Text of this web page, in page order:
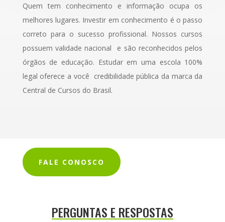
Quem tem conhecimento e informação ocupa os
melhores lugares. Investir em conhecimento é o passo
correto para o sucesso profissional. Nossos cursos
possuem validade nacional e são reconhecidos pelos
órgãos de educação. Estudar em uma escola 100%
legal oferece a você credibilidade pública da marca da
Central de Cursos do Brasil.
FALE CONOSCO
PERGUNTAS E RESPOSTAS